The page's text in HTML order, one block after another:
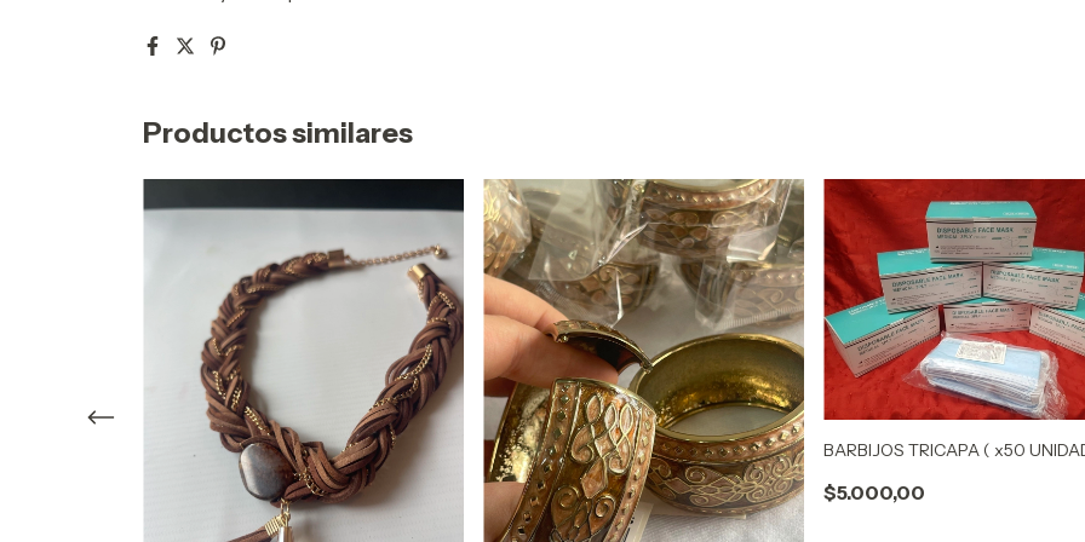
Productos similares
BARBIJOS TRICAPA ( x50
$5.000,00